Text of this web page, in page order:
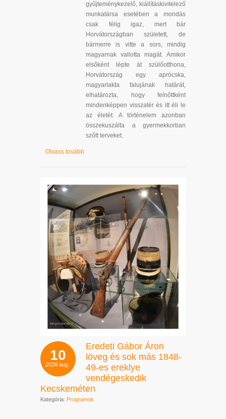
gyűjteménykezelő, kiállításkivitelező
munkatársa esetében a mondás
csak félig igaz, mert bár
Horvátországban született, de
bármerre is vitte a sors, mindig
magyarnak vallotta magát. Amikor
elsőként lépte át szülőotthona,
Horvátország egy aprócska,
magyarlakta falujának határát,
elhatározta, hogy felnőttként
mindenképpen visszatér és itt éli le
az életét. A történelem azonban
összekuszálta a gyermekkorban
szőtt terveket.
Olvass tovább
10
2026 aug.
Eredeti Gábor Áron
löveg és sok más 1848-
49-es ereklye
vendégeskedik
Kecskeméten
Kategória: Programok